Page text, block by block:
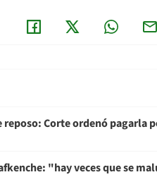
reposo: Corte ordenó pagarla
"hay veces que se